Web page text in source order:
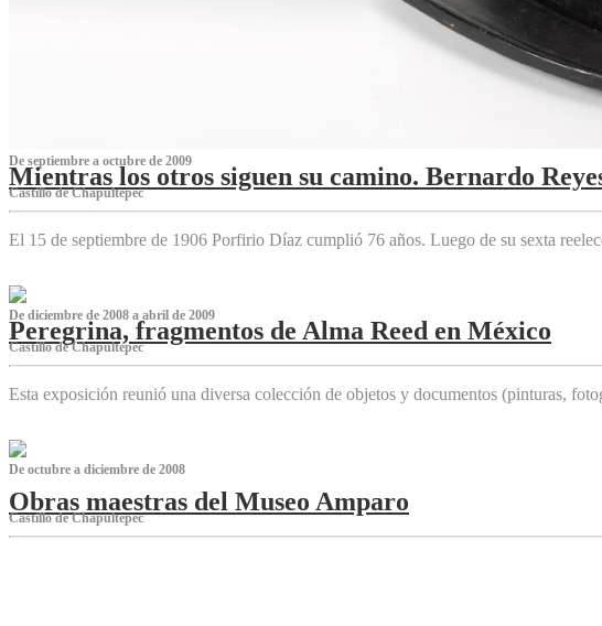
De septiembre a octubre de 2009
Mientras los otros siguen su camino. Bernardo
Castillo de Chapultepec
El 15 de septiembre de 1906 Porfirio Díaz cumplió 76 años. Luego de su sexta
De diciembre de 2008 a abril de 2009
Peregrina, fragmentos de Alma Reed en México
Castillo de Chapultepec
Esta exposición reunió una diversa colección de objetos y documentos (pinturas,
De octubre a diciembre de 2008
Obras maestras del Museo Amparo
Castillo de Chapultepec